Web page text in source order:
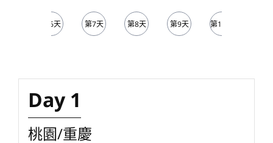
第6天 第7天 第8天 第9天 第10天
Day 1
桃園/重慶